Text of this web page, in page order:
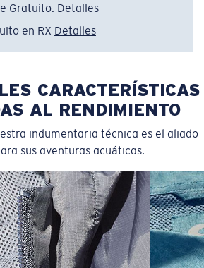
a temperatura baja. No usar
en seco
Protect Offshore
2. BODY LENGTH 3. SLEEVE LENGTH
Gratuito. Detalles
en RX Detalles
CARACTERÍSTICAS
AL RENDIMIENTO
indumentaria técnica es el aliado
sus aventuras acuáticas.